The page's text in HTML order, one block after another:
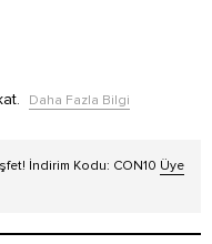
Daha Fazla Bilgi
İndirim Kodu: CON10 Üye